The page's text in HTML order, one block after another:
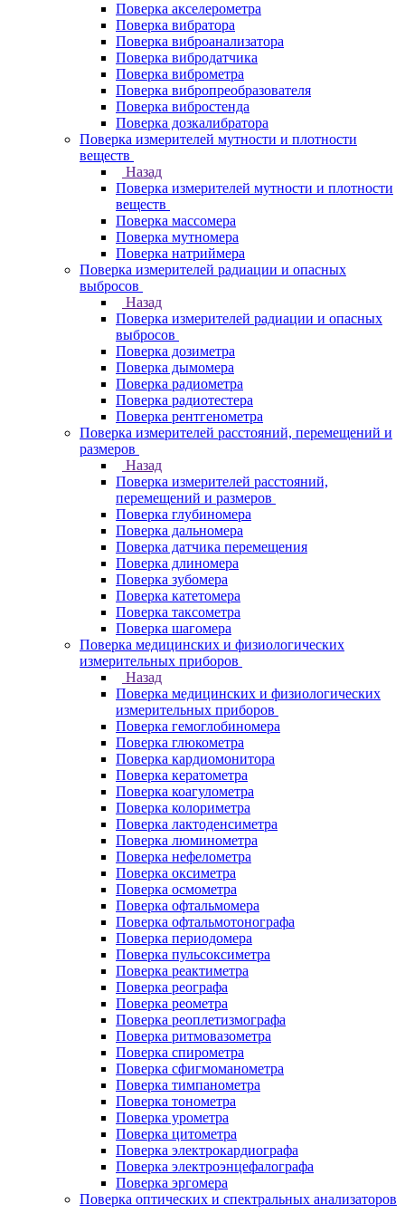
Поверка акселерометра
Поверка вибратора
Поверка виброанализатора
Поверка вибродатчика
Поверка виброметра
Поверка вибропреобразователя
Поверка вибростенда
Поверка дозкалибратора
Поверка измерителей мутности и плотности
веществ
Назад
Поверка измерителей мутности и плотности
веществ
Поверка массомера
Поверка мутномера
Поверка натриймера
Поверка измерителей радиации и опасных
выбросов
Назад
Поверка измерителей радиации и опасных
выбросов
Поверка дозиметра
Поверка дымомера
Поверка радиометра
Поверка радиотестера
Поверка рентгенометра
Поверка измерителей расстояний, перемещений и
размеров
Назад
Поверка измерителей расстояний,
перемещений и размеров
Поверка глубиномера
Поверка дальномера
Поверка датчика перемещения
Поверка длиномера
Поверка зубомера
Поверка катетомера
Поверка таксометра
Поверка шагомера
Поверка медицинских и физиологических
измерительных приборов
Назад
Поверка медицинских и физиологических
измерительных приборов
Поверка гемоглобиномера
Поверка глюкометра
Поверка кардиомонитора
Поверка кератометра
Поверка коагулометра
Поверка колориметра
Поверка лактоденсиметра
Поверка люминометра
Поверка нефелометра
Поверка оксиметра
Поверка осмометра
Поверка офтальмомера
Поверка офтальмотонографа
Поверка периодомера
Поверка пульсоксиметра
Поверка реактиметра
Поверка реографа
Поверка реометра
Поверка реоплетизмографа
Поверка ритмовазометра
Поверка спирометра
Поверка сфигмоманометра
Поверка тимпанометра
Поверка тонометра
Поверка урометра
Поверка цитометра
Поверка электрокардиографа
Поверка электроэнцефалографа
Поверка эргомера
Поверка оптических и спектральных анализаторов